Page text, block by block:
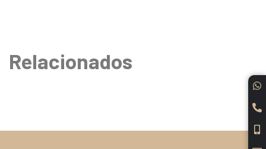
Relacionados